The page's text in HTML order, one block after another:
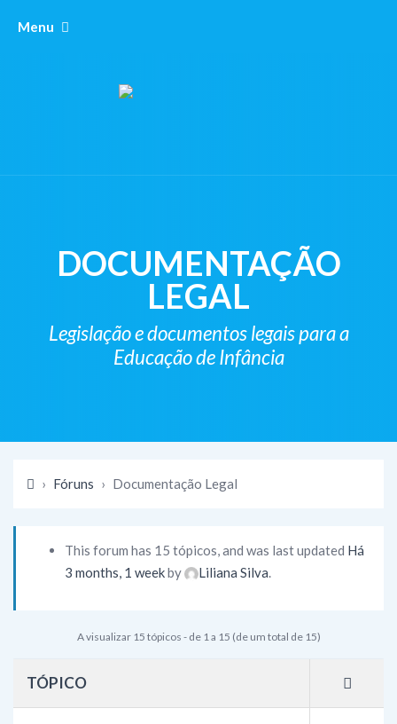
Menu
DOCUMENTAÇÃO
LEGAL
Legislação e documentos legais para a
Educação de Infância
› Fóruns › Documentação Legal
This forum has 15 tópicos, and was last updated Há
3 months, 1 weekby Liliana Silva.
A visualizar 15 tópicos - de 1 a 15 (de um total de 15)
TÓPICO